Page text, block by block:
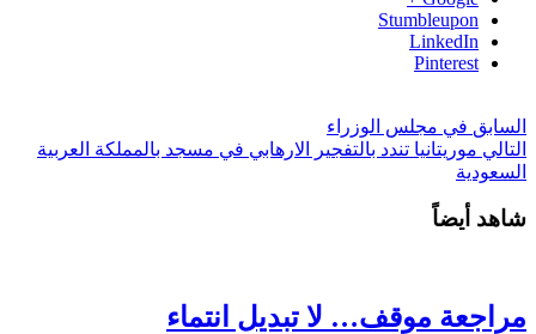
Stumbleupon
LinkedIn
Pinterest
السابق في مجلس الوزراء
التالي موريتانيا تندد بالتفجير الارهابي في مسجد بالمملكة العربية
السعودية
شاهد أيضاً
مراجعة موقف… لا تبديل انتماء